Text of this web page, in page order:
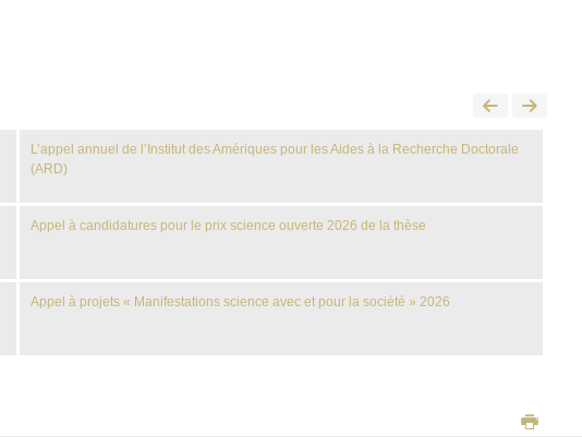
L’appel annuel de l’Institut des Amériques pour les Aides à la Recherche Doctorale
(ARD)
Appel à candidatures pour le prix science ouverte 2026 de la thèse
Appel à projets « Manifestations science avec et pour la société » 2026